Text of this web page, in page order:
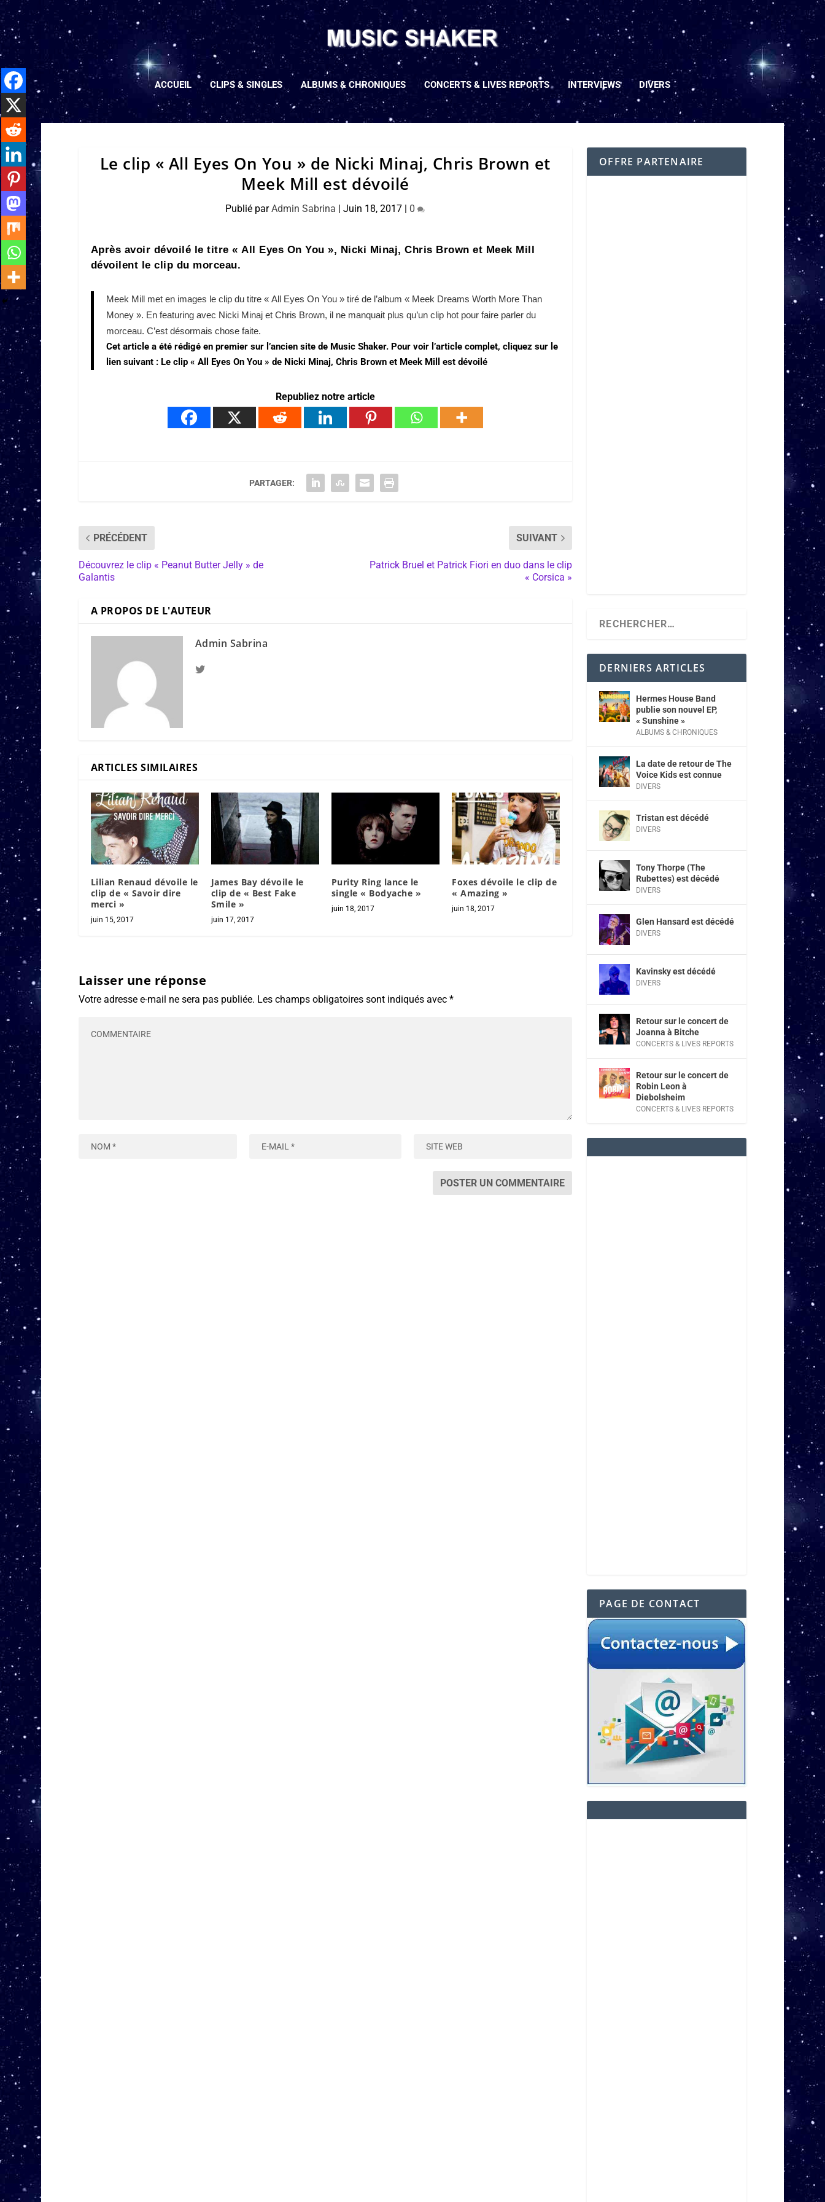
ACCUEIL CLIPS & SINGLES ALBUMS & CHRONIQUES CONCERTS & LIVES REPORTS INTERVIEWS DIVERS
Le clip « All Eyes On You » de Nicki Minaj, Chris Brown et
Meek Mill est dévoilé
Publié parAdmin Sabrina |Juin 18, 2017 | 0
Après avoir dévoilé le titre « All Eyes On You », Nicki Minaj, Chris Brown et Meek Mill
dévoilent le clip du morceau.
Meek Mill met en images le clip du titre « All Eyes On You » tiré de l’album « Meek Dreams Worth More Than
Money ». En featuring avec Nicki Minaj et Chris Brown, il ne manquait plus qu’un clip hot pour faire parler du
morceau. C’est désormais chose faite.
Cet article a été rédigé en premier sur l’ancien site de Music Shaker. Pour voir l’article complet, cliquez sur le
lien suivant : Le clip « All Eyes On You » de Nicki Minaj, Chris Brown et Meek Mill est dévoilé
Republiez notre article
PARTAGER:
PRÉCÉDENT
Découvrez le clip « Peanut Butter Jelly » de
Galantis
SUIVANT
Patrick Bruel et Patrick Fiori en duo dans le clip
« Corsica »
A PROPOS DE L'AUTEUR
Admin Sabrina
ARTICLES SIMILAIRES
Lilian Renaud dévoile le
clip de « Savoir dire
merci »
juin 15, 2017
James Bay dévoile le
clip de « Best Fake
Smile »
juin 17, 2017
Purity Ring lance le
single « Bodyache »
juin 18, 2017
Foxes dévoile le clip de
« Amazing »
juin 18, 2017
Laisser une réponse
Votre adresse e-mail ne sera pas publiée. Les champs obligatoires sont indiqués avec *
OFFRE PARTENAIRE
DERNIERS ARTICLES
Hermes House Band
publie son nouvel EP,
« Sunshine »
ALBUMS & CHRONIQUES
La date de retour de The
Voice Kids est connue
DIVERS
Tristan est décédé
DIVERS
Tony Thorpe (The
Rubettes) est décédé
DIVERS
Glen Hansard est décédé
DIVERS
Kavinsky est décédé
DIVERS
Retour sur le concert de
Joanna à Bitche
CONCERTS & LIVES REPORTS
Retour sur le concert de
Robin Leon à
Diebolsheim
CONCERTS & LIVES REPORTS
PAGE DE CONTACT